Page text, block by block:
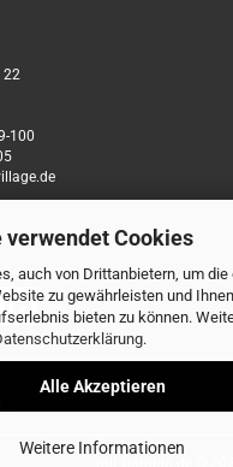
verwendet Cookies
auch von Drittanbietern, um
zu gewährleisten und
bieten zu können.
.
Alle Akzeptieren
Weitere Informationen
22
100